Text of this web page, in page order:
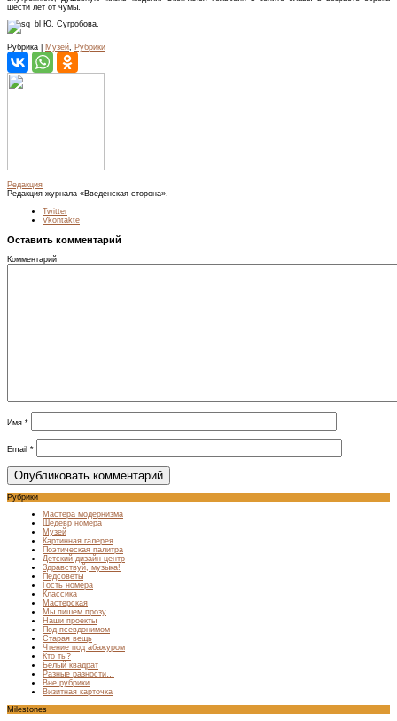
шести лет от чумы.
Ю. Сугробова.
Рубрика | Музей Рубрики
Редакция
Редакция журнала «Введенская сторона».
Twitter
Vkontakte
Оставить комментарий
Комментарий
Имя *
Email *
Рубрики
Мастера модернизма
Шедевр номера
Музей
Картинная галерея
Поэтическая палитра
Детский дизайн-центр
Здравствуй, музыка!
Педсоветы
Гость номера
Классика
Мастерская
Мы пишем прозу
Наши проекты
Под псевдонимом
Старая вещь
Чтение под абажуром
Кто ты?
Белый квадрат
Разные разности…
Вне рубрики
Визитная карточка
Milestones